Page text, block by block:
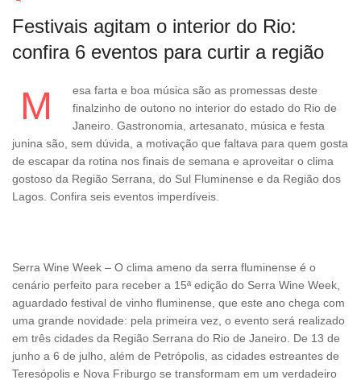
Festivais agitam o interior do Rio:
confira 6 eventos para curtir a região
Mesa farta e boa música são as promessas deste
finalzinho de outono no interior do estado do Rio de
Janeiro. Gastronomia, artesanato, música e festa
junina são, sem dúvida, a motivação que faltava para quem gosta
de escapar da rotina nos finais de semana e aproveitar o clima
gostoso da Região Serrana, do Sul Fluminense e da Região dos
Lagos. Confira seis eventos imperdíveis.
Serra Wine Week – O clima ameno da serra fluminense é o
cenário perfeito para receber a 15ª edição do Serra Wine Week,
aguardado festival de vinho fluminense, que este ano chega com
uma grande novidade: pela primeira vez, o evento será realizado
em três cidades da Região Serrana do Rio de Janeiro. De 13 de
junho a 6 de julho, além de Petrópolis, as cidades estreantes de
Teresópolis e Nova Friburgo se transformam em um verdadeiro